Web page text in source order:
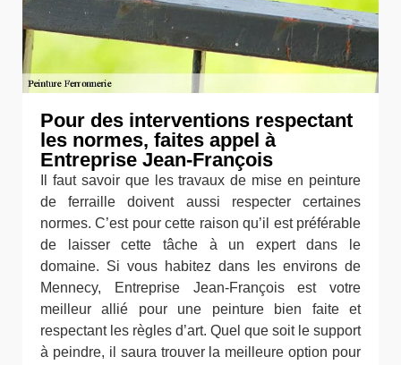
Pour des interventions respectant
les normes, faites appel à
Entreprise Jean-François
Il faut savoir que les travaux de mise en peinture
de ferraille doivent aussi respecter certaines
normes. C’est pour cette raison qu’il est préférable
de laisser cette tâche à un expert dans le
domaine. Si vous habitez dans les environs de
Mennecy, Entreprise Jean-François est votre
meilleur allié pour une peinture bien faite et
respectant les règles d’art. Quel que soit le support
à peindre, il saura trouver la meilleure option pour